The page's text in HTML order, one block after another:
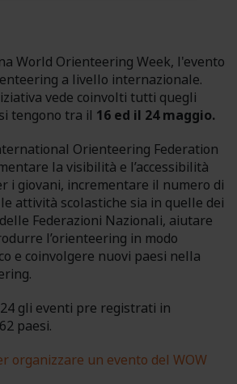
World Orienteering Week, l'evento
a livello internazionale.
vede coinvolti tutti quegli
tengono tra il 16 ed il 24 maggio.
Orienteering Federation
la visibilità e l’accessibilità
i giovani, incrementare il numero di
attività scolastiche sia in quelle dei
Federazioni Nazionali, aiutare
l’orienteering in modo
e coinvolgere nuovi paesi nella
gli eventi pre registrati in
paesi.
organizzare un evento del WOW